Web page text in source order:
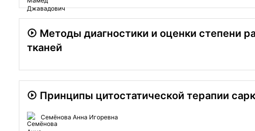
Методы диагностики и оценки степени
тканей
Принципы цитостатической терапии
Семёнова Анна Игоревна